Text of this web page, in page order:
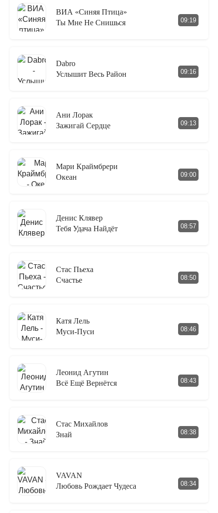
ВИА «Синяя Птица»
Ты Мне Не Снишься
09:19
Dabro
Услышит Весь Район
09:16
Ани Лорак
Зажигай Сердце
09:13
Мари Краймбрери
Океан
09:00
Денис Клявер
Тебя Удача Найдёт
08:57
Стас Пьеха
Счастье
08:50
Катя Лель
Муси-Пуси
08:46
Леонид Агутин
Всё Ещё Вернётся
08:43
Стас Михайлов
Знай
08:38
VAVAN
Любовь Рождает Чудеса
08:34